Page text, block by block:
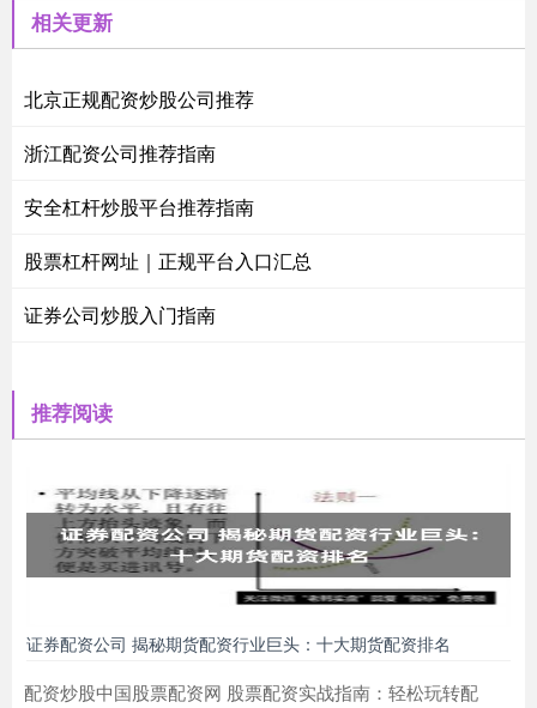
相关更新
北京正规配资炒股公司推荐
浙江配资公司推荐指南
安全杠杆炒股平台推荐指南
股票杠杆网址｜正规平台入口汇总
证券公司炒股入门指南
推荐阅读
证券配资公司 揭秘期货配资行业巨头：十大期货配资排名
配资炒股中国股票配资网 股票配资实战指南：轻松玩转配